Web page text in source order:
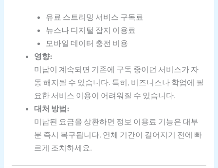
유료 스트리밍 서비스 구독료
뉴스나 디지털 잡지 이용료
모바일 데이터 충전 비용
영향:
미납이 계속되면 기존에 구독 중이던 서비스가 자
동 해지될 수 있습니다. 특히, 비즈니스나 학업에 필
요한 서비스 이용이 어려워질 수 있습니다.
대처 방법:
미납된 요금을 상환하면 정보 이용료 기능은 대부
분 즉시 복구됩니다. 연체 기간이 길어지기 전에 빠
르게 조치하세요.